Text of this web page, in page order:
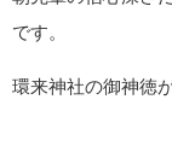
北し死亡した平治
呼ばれた？のかな
頼朝は平治の乱を